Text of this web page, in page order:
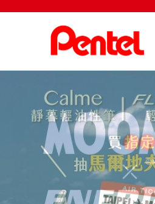
書寫筆